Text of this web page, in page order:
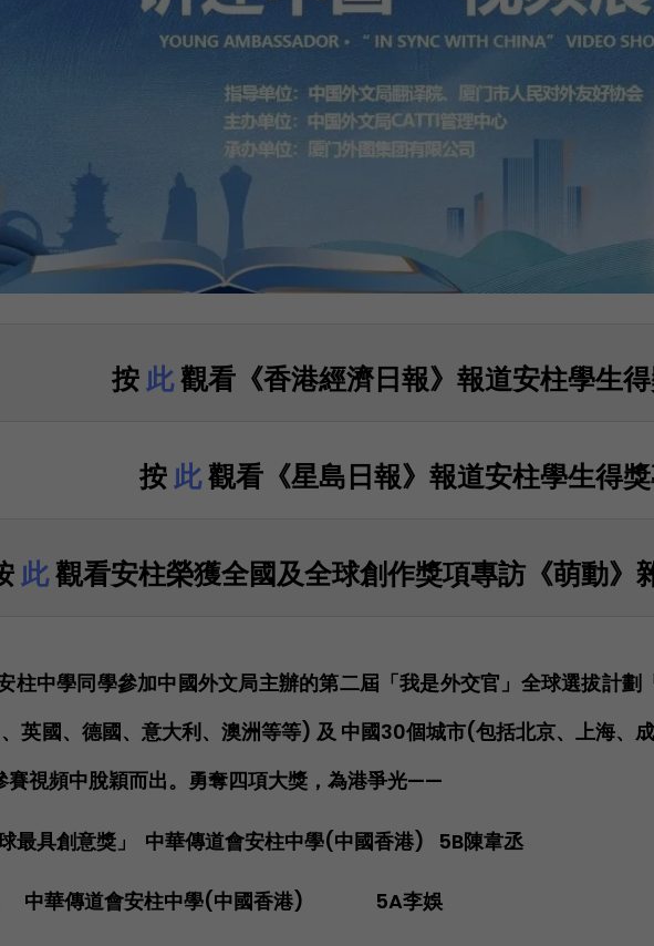
按此觀看《香港經濟日報》報道安柱學生
按此觀看《星島日報》報道安柱學生得
此觀看安柱榮獲全國及全球創作獎項專訪《萌動》
柱中學同學參加中國外文局主辦的第二屆「我是外交官」全球選拔計劃
英國、德國、意大利、澳洲等等) 及 中國30個城市(包括北京、上海、
賽視頻中脫穎而出。勇奪四項大獎，為港爭光——
最具創意獎」  中華傳道會安柱中學(中國香港)   5B陳韋丞
中華傳道會安柱中學(中國香港)                5A李娛